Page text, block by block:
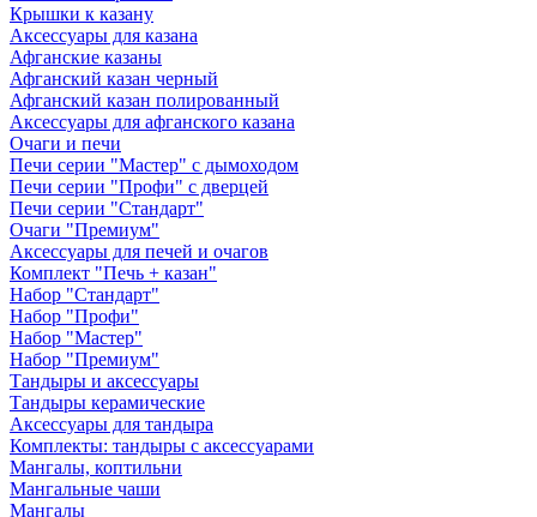
Крышки к казану
Аксессуары для казана
Афганские казаны
Афганский казан черный
Афганский казан полированный
Аксессуары для афганского казана
Очаги и печи
Печи серии "Мастер" с дымоходом
Печи серии "Профи" с дверцей
Печи серии "Стандарт"
Очаги "Премиум"
Аксессуары для печей и очагов
Комплект "Печь + казан"
Набор "Стандарт"
Набор "Профи"
Набор "Мастер"
Набор "Премиум"
Тандыры и аксессуары
Тандыры керамические
Аксессуары для тандыра
Комплекты: тандыры с аксессуарами
Мангалы, коптильни
Мангальные чаши
Мангалы